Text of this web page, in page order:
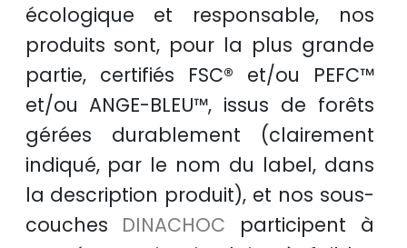
écologique et responsable, nos
produits sont, pour la plus grande
partie, certifiés FSC® et/ou PEFC™
et/ouANGE-BLEU™, issus de forêts
gérées durablement (clairement
indiqué, par le nom du label, dans
la description produit), et nos sous-
couches DINACHOC participent à